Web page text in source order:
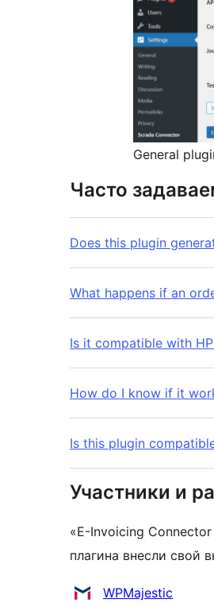
General
Часто
Does this plugin
What happens if an
Is it compatible with
How do I know if it
Is this plugin
Участники и
«E-Invoicing
плагина внесли свой
УчастникиWPMajestic